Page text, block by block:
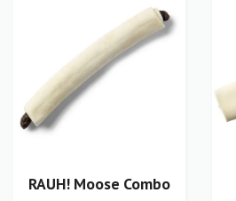
RAUH! Moose Combo